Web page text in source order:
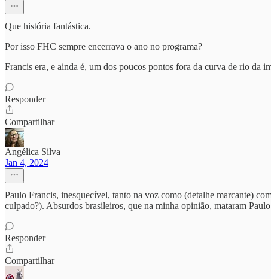
Que história fantástica.
Por isso FHC sempre encerrava o ano no programa?
Francis era, e ainda é, um dos poucos pontos fora da curva de rio da
Responder
Compartilhar
Angélica Silva
Jan 4, 2024
Paulo Francis, inesquecível, tanto na voz como (detalhe marcante)
culpado?). Absurdos brasileiros, que na minha opinião, mataram
Responder
Compartilhar